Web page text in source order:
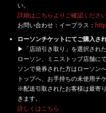
い。
詳細はこちらよりご確認ください
お問い合わせ：イープラス：
ローソンチケットにてご購入さ
▶︎「店頭引き取り」を選択され
ローソン、ミニストップ店舗に
ソンで発券された方はローソン
トップへ、お手持ちの未使用
※配送引取されたお客様は最寄
きます。
詳しくはこちら